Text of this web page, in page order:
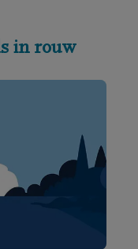
in rouw